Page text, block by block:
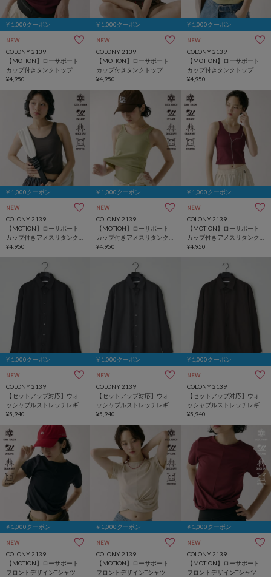
￥1,000クーポン
NEW
COLONY 2139
【MOTION】ローサポート
カップ付きタンクトップ
¥4,950
￥1,000クーポン
NEW
COLONY 2139
【MOTION】ローサポート
カップ付きタンクトップ
¥4,950
￥1,000クーポン
NEW
COLONY 2139
【MOTION】ローサポート
カップ付きタンクトップ
¥4,950
￥1,000クーポン
NEW
COLONY 2139
【MOTION】ローサポート
カップ付きアメスリタンク
トップ
¥4,950
￥1,000クーポン
NEW
COLONY 2139
【MOTION】ローサポート
カップ付きアメスリタンク
トップ
¥4,950
￥1,000クーポン
NEW
COLONY 2139
【MOTION】ローサポート
カップ付きアメスリタンク
トップ
¥4,950
￥1,000クーポン
NEW
COLONY 2139
【セットアップ対応】ウォ
ッシャブルストレッチレギ
ュラーシャツ
¥5,940
￥1,000クーポン
NEW
COLONY 2139
【セットアップ対応】ウォ
ッシャブルストレッチレギ
ュラーシャツ
¥5,940
￥1,000クーポン
NEW
COLONY 2139
【セットアップ対応】ウォ
ッシャブルストレッチレギ
ュラーシャツ
¥5,940
￥1,000クーポン
NEW
COLONY 2139
【MOTION】ローサポート
フロントデザインTシャツ
￥1,000クーポン
NEW
COLONY 2139
【MOTION】ローサポート
フロントデザインTシャツ
￥1,000クーポン
NEW
COLONY 2139
【MOTION】ローサポート
フロントデザインTシャツ